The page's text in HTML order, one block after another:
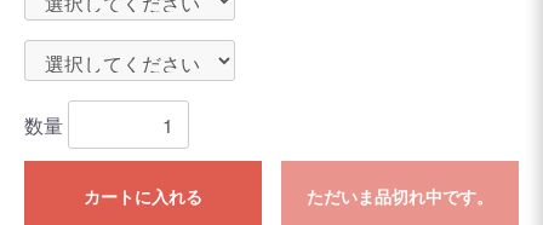
数量
カートに入れる ただいま品切れ中です。